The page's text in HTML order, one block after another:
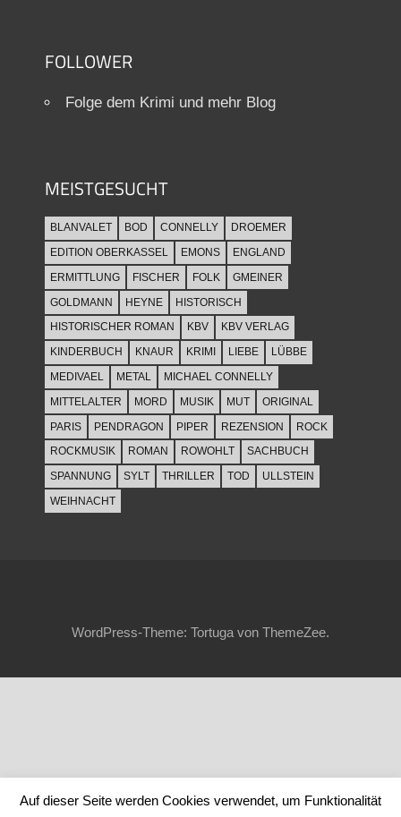
FOLLOWER
Folge dem Krimi und mehr Blog
MEISTGESUCHT
BLANVALET BOD CONNELLY
DROEMER
EDITION OBERKASSEL
EMONS
ENGLAND
ERMITTLUNG
FISCHER FOLK
GMEINER
GOLDMANN
HEYNE
HISTORISCH
HISTORISCHER ROMAN
KBV
KBV VERLAG
KINDERBUCH
KNAUR KRIMI LIEBE
LÜBBE
MEDIVAEL
METAL
MICHAEL CONNELLY
MITTELALTER
MORD MUSIK MUT
ORIGINAL
PARIS
PENDRAGON PIPER REZENSION
ROCK
ROCKMUSIK
ROMAN ROWOHLT
SACHBUCH
SPANNUNG
SYLT THRILLER TOD
ULLSTEIN
WEIHNACHT
WordPress-Theme: Tortuga von ThemeZee.
Auf dieser Seite werden Cookies verwendet, um Funktionalität